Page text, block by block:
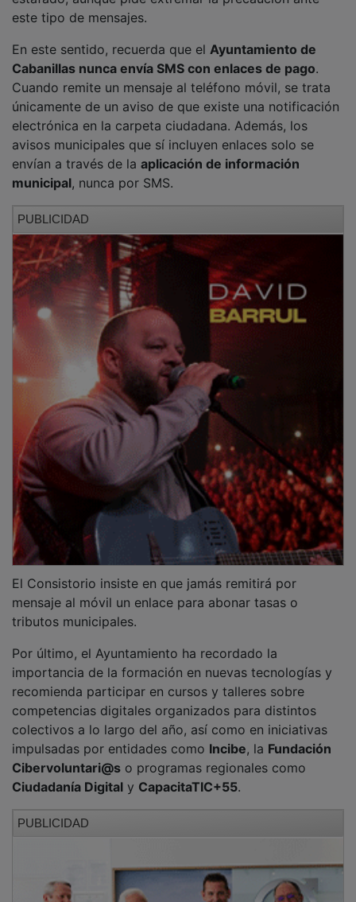
El Consistorio insiste en que jamás remitirá por
mensaje al móvil un enlace para abonar tasas o
tributos municipales.
Por último, el Ayuntamiento ha recordado la
importancia de la formación en nuevas tecnologías y
recomienda participar en cursos y talleres sobre
competencias digitales organizados para distintos
colectivos a lo largo del año, así como en iniciativas
impulsadas por entidades comoIncibe
Cibervoluntari@so programas regionales como
Ciudadanía Digital
CapacitaTIC+55
PUBLICIDAD